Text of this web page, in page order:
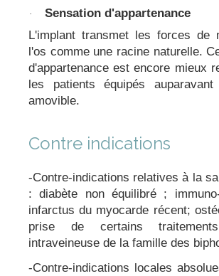
·
Sensation d'appartenance
L'implant transmet les forces de
l'os comme une racine naturelle.
d'appartenance est encore mieux
les patients équipés
amovible.
Contre indications
-Contre-indications relatives à la
: diabète non équilibré ;
infarctus du myocarde récent;
prise de certains
intraveineuse de la famille des
-Contre-indications locales